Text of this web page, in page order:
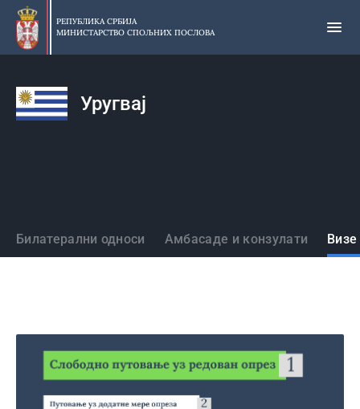
Прескочи
главни
део
РЕПУБЛИКА СРБИЈА
МИНИСТАРСТВО СПОЉНИХ ПОСЛОВА
Уругвај
Државе
Билатерални односи Амбасаде и конзулати